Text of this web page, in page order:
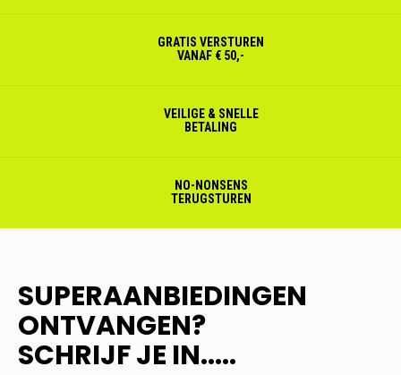
GRATIS VERSTUREN
VANAF € 50,-
VEILIGE & SNELLE
BETALING
NO-NONSENS
TERUGSTUREN
SUPERAANBIEDINGEN
ONTVANGEN?
SCHRIJF JE IN.....